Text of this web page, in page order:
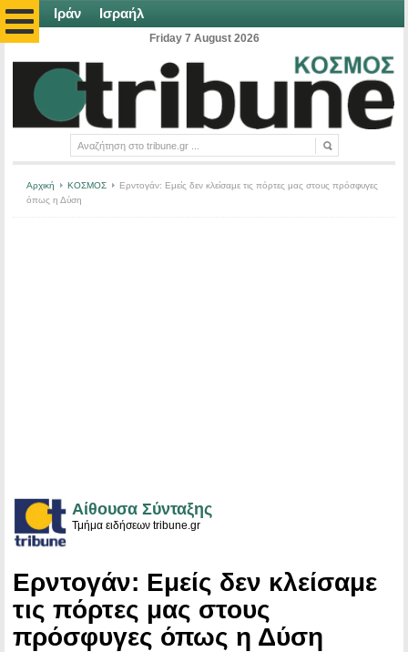
Ιράν Ισραήλ
Friday 7 August 2026
Αρχική ΚΟΣΜΟΣ
Ερντογάν: Εμείς δεν κλείσαμε τις πόρτες μας στους πρόσφυγες
όπως η Δύση
Αίθουσα Σύνταξης
Τμήμα ειδήσεων tribune.gr
Ερντογάν: Εμείς δεν κλείσαμε
τις πόρτες μας στους
πρόσφυγες όπως η Δύση